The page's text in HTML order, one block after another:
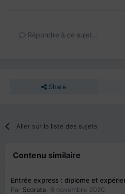
Répondre à ce sujet…
Share
Aller sur la liste des sujets
Contenu similaire
Entrée express : diplome et
Par Scorate 6 novembre 2020